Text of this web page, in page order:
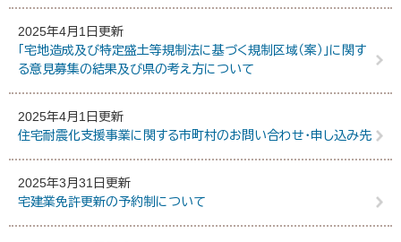
2025年4月1日更新
「宅地造成及び特定盛土等規制法に基づく規制区域（案）」に関す
る意見募集の結果及び県の考え方について
2025年4月1日更新
住宅耐震化支援事業に関する市町村のお問い合わせ・申し込み先
2025年3月31日更新
宅建業免許更新の予約制について